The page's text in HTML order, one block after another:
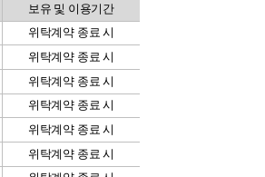
보유 및 이용기간
위탁계약 종료 시
위탁계약 종료 시
위탁계약 종료 시
위탁계약 종료 시
위탁계약 종료 시
위탁계약 종료 시